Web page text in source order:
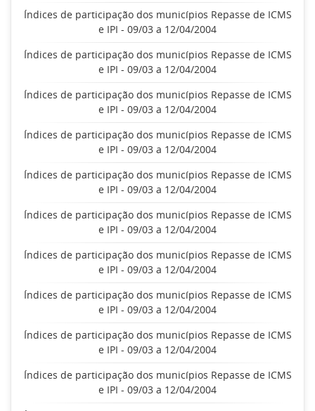
Índices de participação dos municípios Repasse de ICMS
e IPI - 09/03 a 12/04/2004
Índices de participação dos municípios Repasse de ICMS
e IPI - 09/03 a 12/04/2004
Índices de participação dos municípios Repasse de ICMS
e IPI - 09/03 a 12/04/2004
Índices de participação dos municípios Repasse de ICMS
e IPI - 09/03 a 12/04/2004
Índices de participação dos municípios Repasse de ICMS
e IPI - 09/03 a 12/04/2004
Índices de participação dos municípios Repasse de ICMS
e IPI - 09/03 a 12/04/2004
Índices de participação dos municípios Repasse de ICMS
e IPI - 09/03 a 12/04/2004
Índices de participação dos municípios Repasse de ICMS
e IPI - 09/03 a 12/04/2004
Índices de participação dos municípios Repasse de ICMS
e IPI - 09/03 a 12/04/2004
Índices de participação dos municípios Repasse de ICMS
e IPI - 09/03 a 12/04/2004